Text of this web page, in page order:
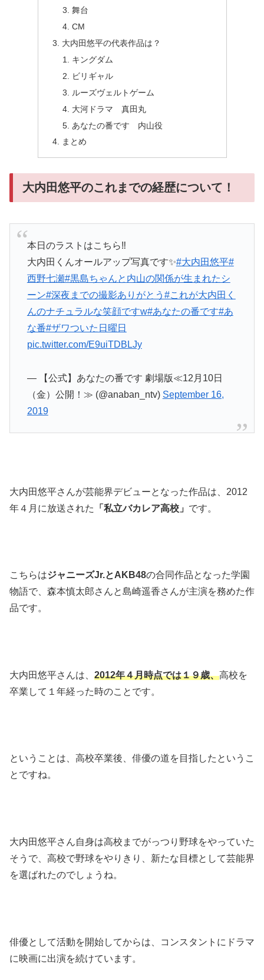
舞台
CM
大内田悠平の代表作品は？
キングダム
ビリギャル
ルーズヴェルトゲーム
大河ドラマ 真田丸
あなたの番です 内山役
まとめ
大内田悠平のこれまでの経歴について！
本日のラストはこちら‼️
大内田くんオールアップ写真です✨#大内田悠平#
西野七瀬#黒島ちゃんと内山の関係が生まれたシ
ーン#深夜までの撮影ありがとう #これが大内田く
んのナチュラルな笑顔ですw#あなたの番です#あ
な番#ザワついた日曜日
pic.twitter.com/E9uiTDBLJy
— 【公式】あなたの番です 劇場版≪12月10日
（金）公開！≫ (@anaban_ntv) September 16,
2019
大内田悠平さんが芸能界デビューとなった作品は、2012
年４月に放送された
「私立バカレア高校」 です。
こちらはジャニーズJr.とAKB48の合同作品となった学園
物語で、森本慎太郎さんと島崎遥香さんが主演を務めた作
品です。
大内田悠平さんは、 2012年４月時点では１９歳、高校を
卒業して１年経った時のことです。
ということは、高校卒業後、俳優の道を目指したというこ
とですね。
大内田悠平さん自身は高校までがっつり野球をやっていた
そうで、高校で野球をやりきり、新たな目標として芸能界
を選ばれたのでしょうね。
俳優として活動を開始してからは、コンスタントにドラマ
に映画に出演を続けています。